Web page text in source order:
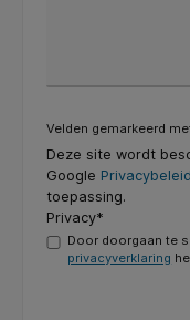
Velden gemarkeerd
Deze site wordt
Google Privacybeleid
toepassing.
Privacy*
Door doorgaan te
privacyverklaring